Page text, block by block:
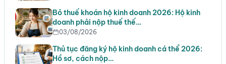
Bỏ thuế khoán hộ kinh doanh 2026: Hộ kinh
doanh phải nộp thuế thế…
03/08/2026
Thủ tục đăng ký hộ kinh doanh cá thể 2026:
Hồ sơ, cách nộp…